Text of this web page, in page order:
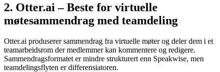
2. Otter.ai – Beste for virtuelle
møtesammendrag med teamdeling
Otter.ai produserer sammendrag fra virtuelle møter og deler dem i et
teamarbeidsrom der medlemmer kan kommentere og redigere.
Sammendragsformatet er mindre strukturert enn Speakwise, men
teamdelingsflyten er differensiatoren.